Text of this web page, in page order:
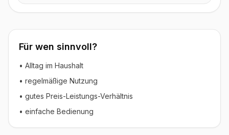
Für wen sinnvoll?
• Alltag im Haushalt
• regelmäßige Nutzung
• gutes Preis-Leistungs-Verhältnis
• einfache Bedienung